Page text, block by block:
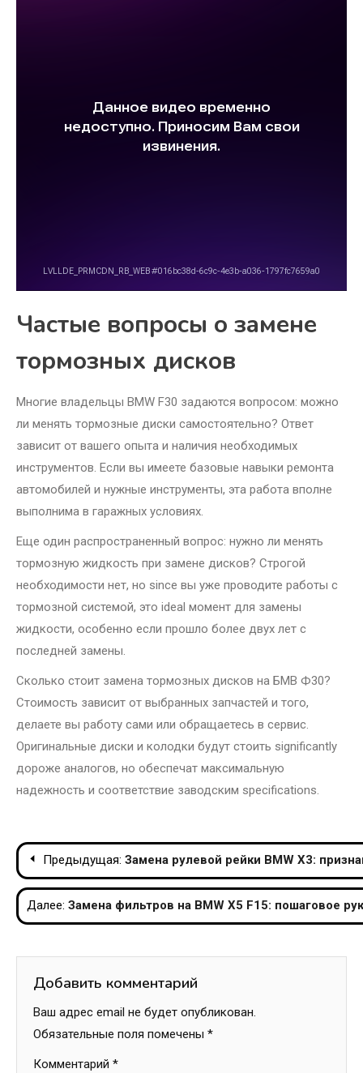
Частые вопросы о замене
тормозных дисков
Многие владельцы BMW F30 задаются вопросом: можно
ли менять тормозные диски самостоятельно? Ответ
зависит от вашего опыта и наличия необходимых
инструментов. Если вы имеете базовые навыки ремонта
автомобилей и нужные инструменты, эта работа вполне
выполнима в гаражных условиях.
Еще один распространенный вопрос: нужно ли менять
тормозную жидкость при замене дисков? Строгой
необходимости нет, но since вы уже проводите работы с
тормозной системой, это ideal момент для замены
жидкости, особенно если прошло более двух лет с
последней замены.
Сколько стоит замена тормозных дисков на БМВ Ф30?
Стоимость зависит от выбранных запчастей и того,
делаете вы работу сами или обращаетесь в сервис.
Оригинальные диски и колодки будут стоить significantly
дороже аналогов, но обеспечат максимальную
надежность и соответствие заводским specifications.
Навигация
по
записям
Предыдущая: Замена рулевой рейки BMW X3:
Далее: Замена фильтров на BMW X5 F15: пошаговое
Добавить комментарий
Ваш адрес email не будет опубликован.
Обязательные поля помечены *
Комментарий *